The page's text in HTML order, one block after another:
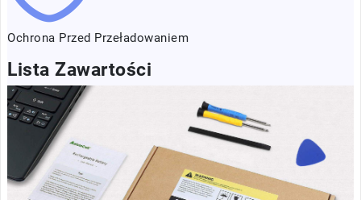
Ochrona Przed Przeładowaniem
Lista Zawartości